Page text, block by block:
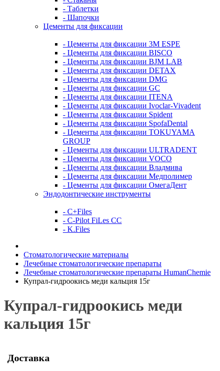
- Таблетки
- Шапочки
Цементы для фиксации
- Цементы для фиксации 3M ESPE
- Цементы для фиксации BISCO
- Цементы для фиксации BJM LAB
- Цементы для фиксации DETAX
- Цементы для фиксации DMG
- Цементы для фиксации GC
- Цементы для фиксации ITENA
- Цементы для фиксации Ivoclar-Vivadent
- Цементы для фиксации Spident
- Цементы для фиксации SpofaDental
- Цементы для фиксации TOKUYAMA
GROUP
- Цементы для фиксации ULTRADENT
- Цементы для фиксации VOCO
- Цементы для фиксации Владмива
- Цементы для фиксации Медполимер
- Цементы для фиксации ОмегаДент
Эндодонтические инструменты
- C+Files
- C-Pilot FiLes CC
- K.Files
Стоматологические материалы
Лечебные стоматологические препараты
Лечебные стоматологические препараты HumanChemie
Купрал-гидроокись меди кальция 15г
Купрал-гидроокись меди
кальция 15г
Доставка